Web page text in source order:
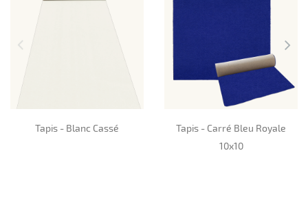
Tapis - Blanc Cassé
Tapis - Carré Bleu Royale
10x10